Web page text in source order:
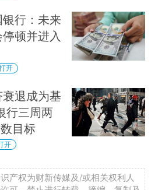
银行：未来
顿并进入
开
衰退成为基
行三周两
目标
开
产权为财新传媒及/或相关权利人